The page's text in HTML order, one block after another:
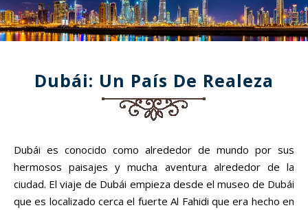
Dubái: Un País De Realeza
Dubái es conocido como alrededor de mundo por sus
hermosos paisajes y mucha aventura alrededor de la
ciudad. El viaje de Dubái empieza desde el museo de Dubái
que es localizado cerca el fuerte Al Fahidi que era hecho en